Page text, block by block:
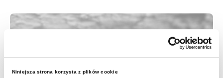
Niniejsza strona korzysta z plików cookie